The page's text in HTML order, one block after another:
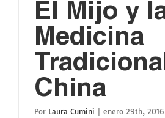
El Mijo y
Medicina
China
Por Laura Cumini enero 29th, 2016